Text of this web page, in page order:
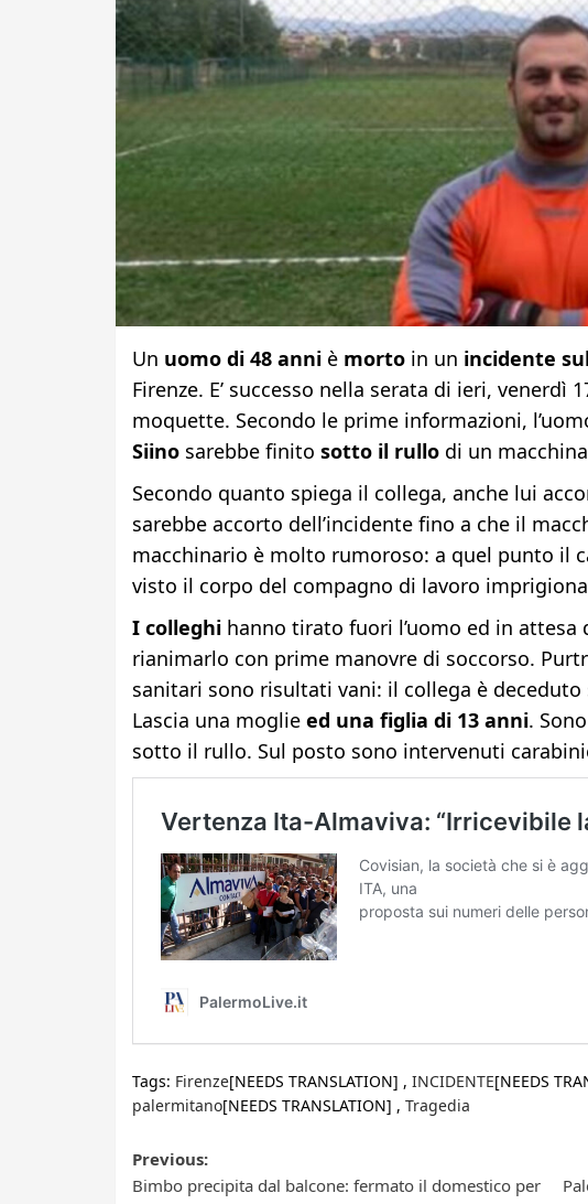
Un uomo di 48 annièmortoin un incidente
Firenze. E’ successo nella serata di ieri,
moquette. Secondo le prime informazioni,
Siino sarebbe finito sotto il rullo di un
Secondo quanto spiega il collega, anche lui
sarebbe accorto dell’incidente fino a che il
macchinario è molto rumoroso: a quel punto il
visto il corpo del compagno di lavoro
I colleghi hanno tirato fuori l’uomo ed in attesa
rianimarlo con prime manovre di soccorso.
sanitari sono risultati vani: il collega è deceduto
Lascia una moglie ed una figlia di 13 anni.
sotto il rullo. Sul posto sono intervenuti
Tags: Firenze[NEEDS TRANSLATION] , INCIDENTE[NEEDS
palermitano[NEEDS TRANSLATION] , Tragedia
Post
Previous:
Bimbo precipita dal balcone: fermato il domestico per